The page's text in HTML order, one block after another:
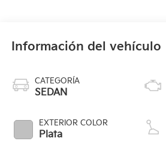
Información del vehículo
CATEGORÍA
SEDAN
EXTERIOR COLOR
Plata